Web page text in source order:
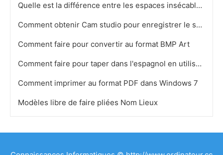
Quelle est la différence entre les espaces insécables et les ruptures
Comment obtenir Cam studio pour enregistrer le son de votre ordinateur
Comment faire pour convertir au format BMP Art
Comment faire pour taper dans l'espagnol en utilisant un clavier
Comment imprimer au format PDF dans Windows 7
Modèles libre de faire pliées Nom Lieux